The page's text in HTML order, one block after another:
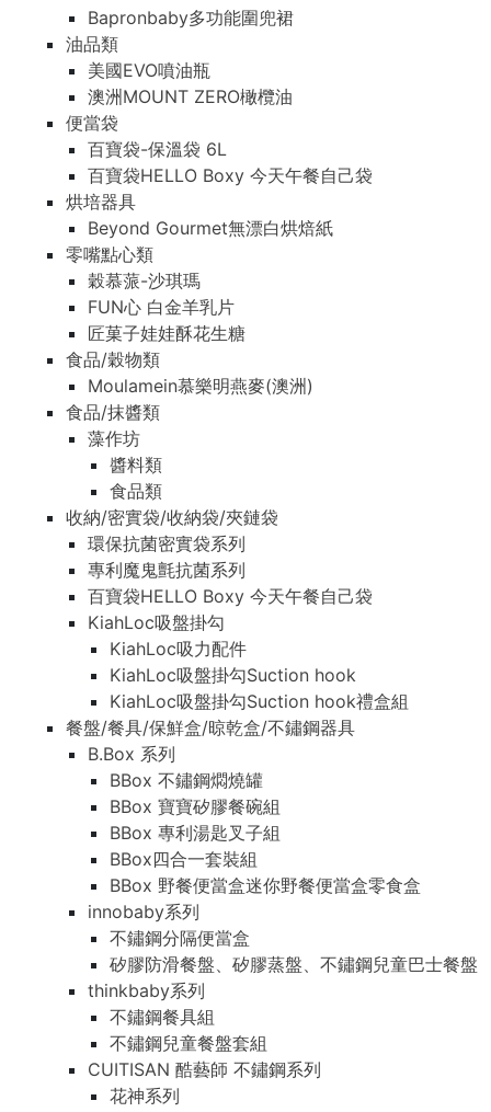
Bapronbaby多功能圍兜裙
油品類
美國EVO噴油瓶
澳洲MOUNT ZERO橄欖油
便當袋
百寶袋-保溫袋 6L
百寶袋HELLO Boxy 今天午餐自己袋
烘培器具
Beyond Gourmet無漂白烘焙紙
零嘴點心類
穀慕蒎-沙琪瑪
FUN心 白金羊乳片
匠菓子娃娃酥花生糖
食品/穀物類
Moulamein慕樂明燕麥(澳洲)
食品/抹醬類
藻作坊
醬料類
食品類
收納/密實袋/收納袋/夾鏈袋
環保抗菌密實袋系列
專利魔鬼氈抗菌系列
百寶袋HELLO Boxy 今天午餐自己袋
KiahLoc吸盤掛勾
KiahLoc吸力配件
KiahLoc吸盤掛勾Suction hook
KiahLoc吸盤掛勾Suction hook禮盒組
餐盤/餐具/保鮮盒/晾乾盒/不鏽鋼器具
B.Box 系列
BBox 不鏽鋼燜燒罐
BBox 寶寶矽膠餐碗組
BBox 專利湯匙叉子組
BBox四合一套裝組
BBox 野餐便當盒迷你野餐便當盒零食盒
innobaby系列
不鏽鋼分隔便當盒
矽膠防滑餐盤、矽膠蒸盤、不鏽鋼兒童巴士餐盤
thinkbaby系列
不鏽鋼餐具組
不鏽鋼兒童餐盤套組
CUITISAN 酷藝師 不鏽鋼系列
花神系列